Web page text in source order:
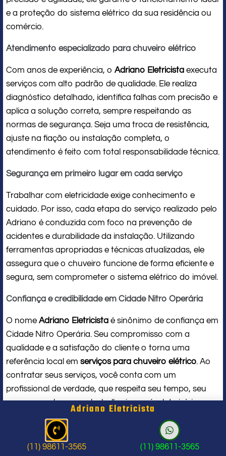
e a proteção do sistema elétrico da sua residência ou
comércio.
Atendimento especializado para chuveiro elétrico
Com anos de experiência, o Adriano Eletricista executa
serviços com alto padrão de qualidade. Ele realiza
diagnóstico detalhado, identifica falhas com precisão e
aplica a solução correta, sempre respeitando as
normas de segurança. Seja uma troca de resistência,
ajuste na fiação ou instalação completa, o
atendimento é feito com total responsabilidade técnica.
Segurança em primeiro lugar em cada serviço
Trabalhar com eletricidade exige conhecimento e
cuidado. Por isso, cada etapa do serviço realizado pelo
Adriano é conduzida com foco na prevenção de
acidentes e durabilidade da instalação. Utilizando
ferramentas apropriadas e técnicas atualizadas, ele
assegura que o chuveiro funcione de forma eficiente e
segura, sem comprometer o sistema elétrico do imóvel.
Confiança e credibilidade em Cidade Nitro Operária
O nome Adriano Eletricista é sinônimo de confiança em
Cidade Nitro Operária. Seu compromisso com a
qualidade e a satisfação do cliente o torna uma
referência local em serviços para chuveiro elétrico. Ao
contratar seus serviços, você conta com um
profissional de verdade, que respeita seu tempo, seu
espaço e entrega um trabalho impecável do início ao
Problema com chuveiro: sinais que
Adriano Eletricista
(11) 98611-3565 (11) 98611-3565